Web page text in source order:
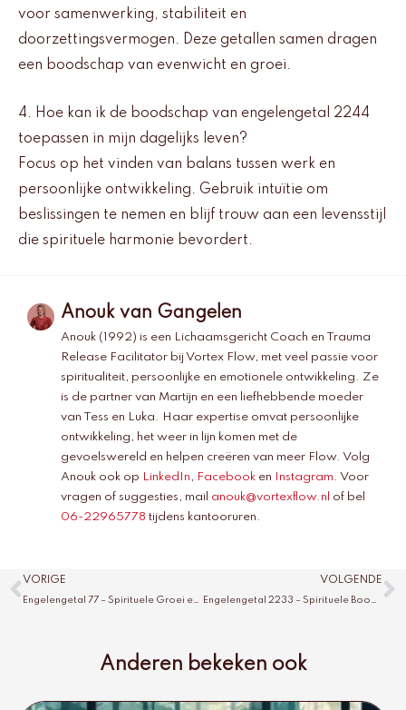
voor samenwerking, stabiliteit en
doorzettingsvermogen. Deze getallen samen dragen
een boodschap van evenwicht en groei.
4. Hoe kan ik de boodschap van engelengetal 2244
toepassen in mijn dagelijks leven?
Focus op het vinden van balans tussen werk en
persoonlijke ontwikkeling. Gebruik intuïtie om
beslissingen te nemen en blijf trouw aan een levensstijl
die spirituele harmonie bevordert.
Anouk van Gangelen
Anouk (1992) is een Lichaamsgericht Coach en Trauma
Release Facilitator bij Vortex Flow, met veel passie voor
spiritualiteit, persoonlijke en emotionele ontwikkeling. Ze
is de partner van Martijn en een liefhebbende moeder
van Tess en Luka. Haar expertise omvat persoonlijke
ontwikkeling, het weer in lijn komen met de
gevoelswereld en helpen creëren van meer Flow. Volg
Anouk ook op LinkedIn, Facebook en Instagram. Voor
vragen of suggesties, mail anouk@vortexflow.nl
of bel
06-22965778 tijdens kantooruren.
Vorige
VORIGE
Engelengetal 77 – Spirituele Groei en Inzichten
VOLGENDE
Engelengetal 2233 – Spirituele Boodschappen Verklaard
Anderen bekeken ook